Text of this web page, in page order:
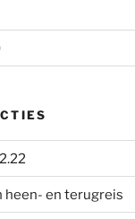
heen- en terugreis